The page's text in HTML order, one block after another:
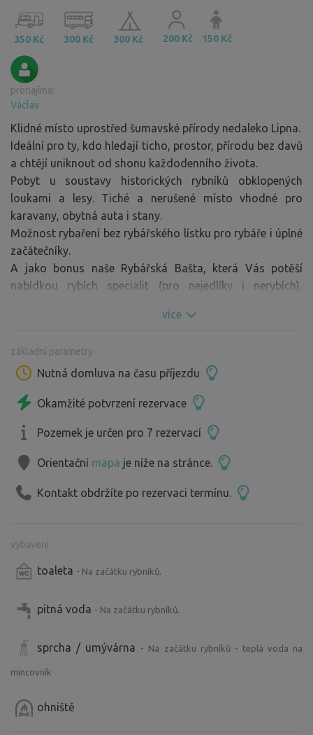
350 Kč 300 Kč 300 Kč 200 Kč 150 Kč
pronajímá:
Václav
Klidné místo uprostřed šumavské přírody nedaleko Lipna.
Ideální pro ty, kdo hledají ticho, prostor, přírodu bez davů
a chtějí uniknout od shonu každodenního života.
Pobyt u soustavy historických rybníků obklopených
loukami a lesy. Tiché a nerušené místo vhodné pro
karavany, obytná auta i stany.
Možnost rybaření bez rybářského lístku pro rybáře i úplné
začátečníky.
A jako bonus naše Rybářská Bašta, která Vás potěší
nabídkou rybích specialit (pro nejedlíky i nerybích),
více
základní parametry
Nutná domluva na času příjezdu
Okamžité potvrzení rezervace
Pozemek je určen pro 7 rezervací
Orientační mapa je níže na stránce.
Kontakt obdržíte po rezervaci termínu.
vybavení
toaleta - Na začátku rybníků.
pitná voda - Na začátku rybníků.
sprcha / umývárna - Na začátku rybníků - teplá voda na
mincovník
ohniště